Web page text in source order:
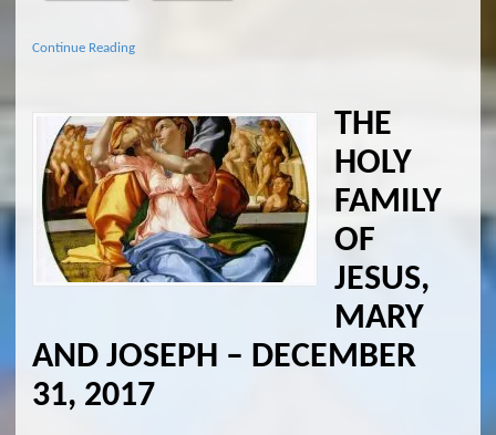
Continue Reading
THE
HOLY
FAMILY
OF
JESUS,
MARY
AND JOSEPH – DECEMBER
31, 2017